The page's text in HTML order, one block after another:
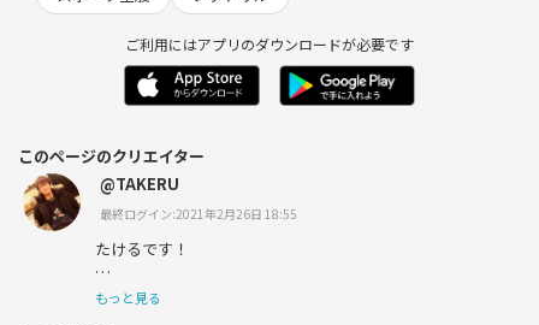
ご利用にはアプリのダウンロードが必要です
このページのクリエイター
@TAKERU
最終ログイン:2021年2月26日 18:55
たけるです！
去年千葉から東京に引っ越してきました。
もっと見る